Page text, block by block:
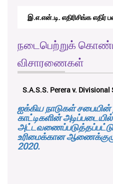
இ.எ.என்.டி. எதிரிசிங்க எதிர்
நடைபெற்றுக்
விசாரணைகள்
S.A.S.S. Perera v. Divisional
ஐக்கிய நாடுகள் சபையின்
காட்டிகளின் அடிப்படையில்
உரிமைக்கான
2020.